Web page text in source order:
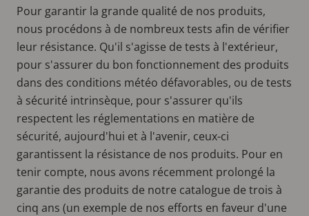
Pour garantir la grande qualité de nos produits,
nous procédons à de nombreux tests afin de vérifier
leur résistance. Qu'il s'agisse de tests à l'extérieur,
pour s'assurer du bon fonctionnement des produits
dans des conditions météo défavorables, ou de tests
à sécurité intrinsèque, pour s'assurer qu'ils
respectent les réglementations en matière de
sécurité, aujourd'hui et à l'avenir, ceux-ci
garantissent la résistance de nos produits. Pour en
tenir compte, nous avons récemment prolongé la
garantie des produits de notre catalogue de trois à
cinq ans (un exemple de nos efforts en faveur d'une